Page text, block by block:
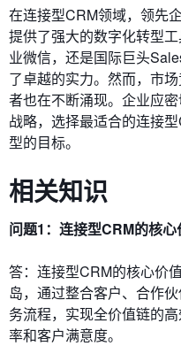
在连接型CRM领域，领先
提供了强大的数字化转型
业微信，还是国际巨头
了卓越的实力。然而，市
者也在不断涌现。企业应
战略，选择最适合的连接
型的目标。
相关知识
问题1：连接型CRM的核心
答：连接型CRM的核心价
岛，通过整合客户、合作
务流程，实现全价值链的
率和客户满意度。